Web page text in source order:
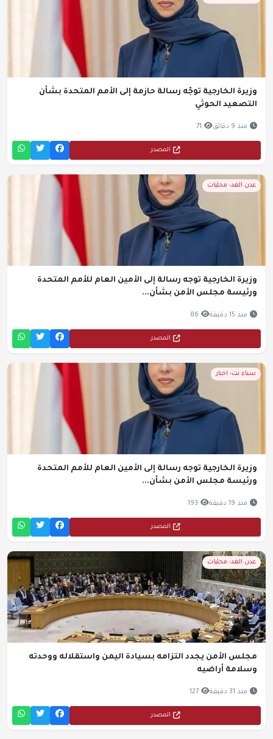
وزيرة الخارجية توجّه رسالة حازمة إلى الأمم المتحدة بشأن
التصعيد الحوثي
منذ 9 دقائق 71
المصدر
عدن الغد- محليات
وزيرة الخارجية توجه رسالة إلى الأمين العام للأمم المتحدة
ورئيسة مجلس الأمن بشأن...
منذ 15 دقيقة 86
المصدر
سباء نت- اخبار
وزيرة الخارجية توجه رسالة إلى الأمين العام للأمم المتحدة
ورئيسة مجلس الأمن بشأن...
منذ 19 دقيقة 193
المصدر
عدن الغد- محليات
مجلس الأمن يجدد التزامه بسيادة اليمن واستقلاله ووحدته
وسلامة أراضيه
منذ 31 دقيقة 127
المصدر